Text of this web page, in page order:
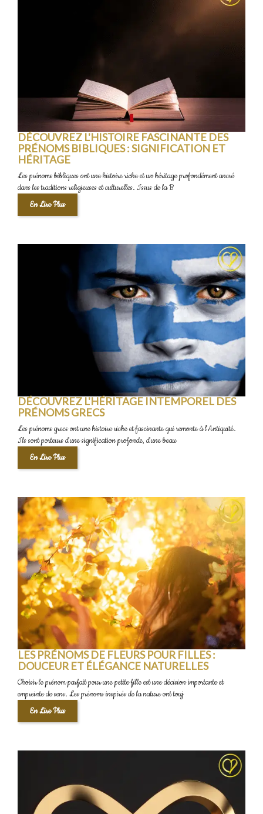
DÉCOUVREZ L'HISTOIRE FASCINANTE DES
PRÉNOMS BIBLIQUES : SIGNIFICATION ET
HÉRITAGE
Les prénoms bibliques ont une histoire riche et un héritage profondément ancré
dans les traditions religieuses et culturelles. Issus de la B
En Lire Plus
DÉCOUVREZ L'HÉRITAGE INTEMPOREL DES
PRÉNOMS GRECS
Les prénoms grecs ont une histoire riche et fascinante qui remonte à l'Antiquité.
Ils sont porteurs d'une signification profonde, d'une beau
En Lire Plus
LES PRÉNOMS DE FLEURS POUR FILLES :
DOUCEUR ET ÉLÉGANCE NATURELLES
Choisir le prénom parfait pour une petite fille est une décision importante et
empreinte de sens. Les prénoms inspirés de la nature ont touj
En Lire Plus